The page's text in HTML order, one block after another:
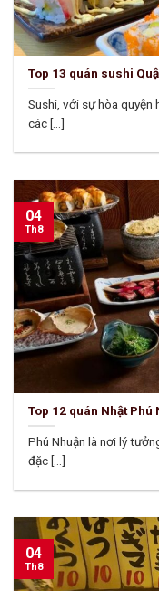
Top 13 quán sushi
Sushi, với sự hòa
các [...]
Top 12 quán Nhật
Phú Nhuận là nơi lý
đặc [...]
04
Th8
04
Th8